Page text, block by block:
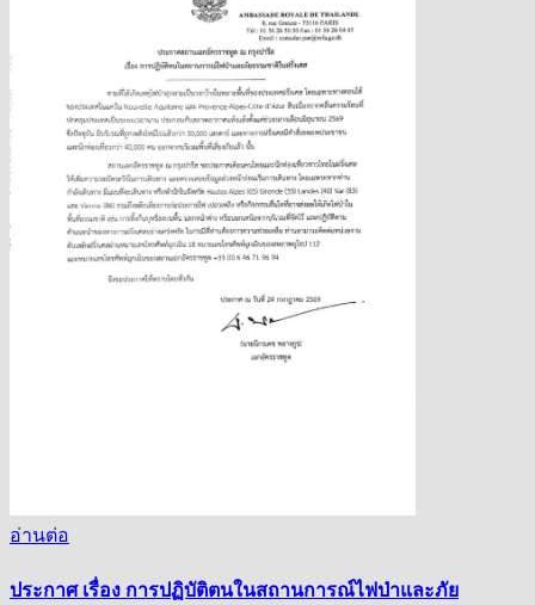
อ่านต่อ
ประกาศ เรื่อง การปฏิบัติตนในสถานการณ์ไฟป่าและภัย